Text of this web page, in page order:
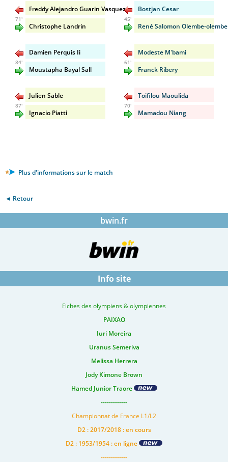
Freddy Alejandro Guarin Vasquez
71'
Christophe Landrin
Damien Perquis Ii
84'
Moustapha Bayal Sall
Julien Sable
87'
Ignacio Piatti
Bostjan Cesar
45'
René Salomon Olembe-olembe
Modeste M'bami
61'
Franck Ribery
Toifilou Maoulida
70'
Mamadou Niang
Plus d'informations sur le match
◄ Retour
bwin.fr
Info site
Fiches des olympiens & olympiennes
PAIXAO
Iuri Moreira
Uranus Semeriva
Melissa Herrera
Jody Kimone Brown
Hamed Junior Traore
-------------
Championnat de France L1/L2
D2 : 2017/2018 : en cours
D2 : 1953/1954 : en ligne
-------------